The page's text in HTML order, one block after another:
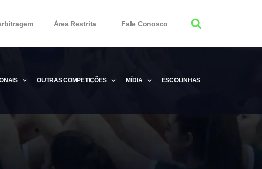
Área Restrita Fale Conosco
– Free Product Keys
OUTRAS COMPETIÇÕES MÍDIA ESCOLINHAS